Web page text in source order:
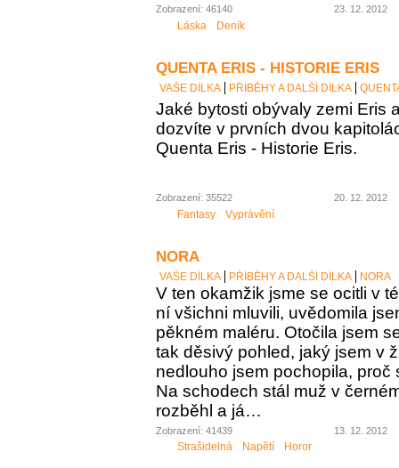
Zobrazení: 46140 23. 12. 2012
Láska Deník
QUENTA ERIS - HISTORIE ERIS
VAŠE DÍLKA PŘÍBĚHY A DALŠÍ DÍLKA
Jaké bytosti obývaly zemi Eris
dozvíte v prvních dvou
Quenta Eris - Historie Eris.
Zobrazení: 35522 20. 12. 2012
Fantasy Vyprávění
NORA
VAŠE DÍLKA PŘÍBĚHY A DALŠÍ DÍLKA NORA
V ten okamžik jsme se ocitli v
ní všichni mluvili, uvědomila
pěkném maléru. Otočila jsem
tak děsivý pohled, jaký jsem v
nedlouho jsem pochopila, proč
Na schodech stál muž v
rozběhl a já…
Zobrazení: 41439 13. 12. 2012
Strašidelná Napětí Horor